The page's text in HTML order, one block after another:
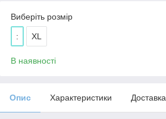
Виберіть розмір
: XL
В наявності
Опис Характеристики Доставка